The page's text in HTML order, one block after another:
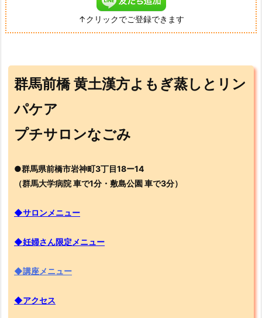
↑クリックでご登録できます
群馬前橋 黄土漢方よもぎ蒸しとリン
パケア
プチサロンなごみ
●群馬県前橋市岩神町3丁目18ー14
（群馬大学病院 車で1分・敷島公園 車で3分）
◆サロンメニュー
◆妊婦さん限定メニュー
◆講座メニュー
◆アクセス